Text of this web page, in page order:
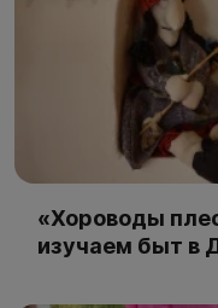
«Хороводы
изучаем быт в